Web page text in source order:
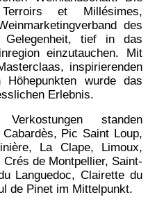
Terroirs et Millésimes,
des
Gelegenheit, tief in das
einzutauchen. Mit
inspirierenden
wurde das
Erlebnis.
standen
Pic Saint Loup,
La Clape, Limoux,
de Montpellier, Saint-
Languedoc, Clairette du
de Pinet im Mittelpunkt.